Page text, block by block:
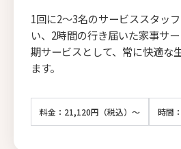
1回に2〜3名のサービススタッ
い、2時間の行き届いた家事サ
期サービスとして、常に快適な
ます。
料金：21,120円（税込）～ 時間